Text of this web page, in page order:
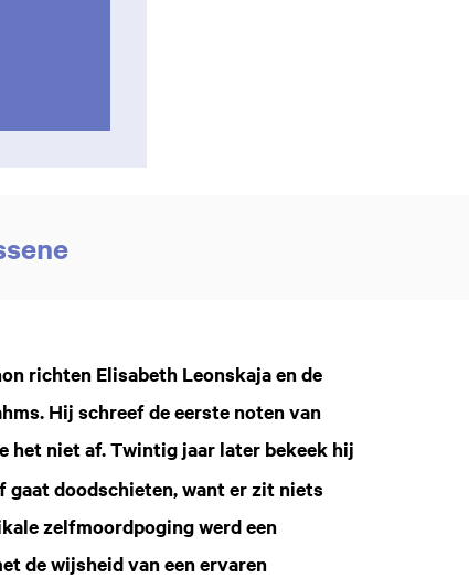
richten Elisabeth Leonskaja en de
Hij schreef de eerste noten van
het niet af. Twintig jaar later bekeek hij
gaat doodschieten, want er zit niets
zelfmoordpoging werd een
de wijsheid van een ervaren